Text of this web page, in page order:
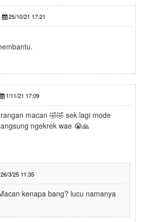
25/10/21 17:21
1/11/21 17:09
macan 🤣🤣 sek lagi mode
ngekrek wae 😭🙏
26/3/25 11:35
kenapa bang? lucu namanya